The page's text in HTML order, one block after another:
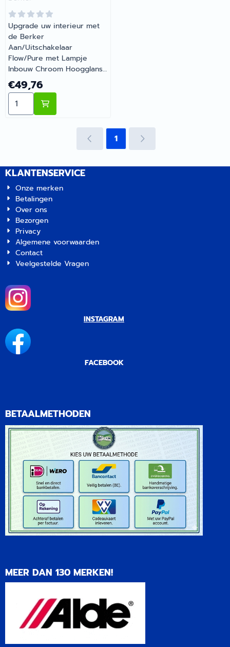
Upgrade uw interieur met
de Berker
Aan/Uitschakelaar
Flow/Pure met Lampje
Inbouw Chroom Hoogglans
1. Aan/uitschakelaar met
controlelampje. Voor
verlichting en
controleschakeling. Alleen
Energiezuinig en perfect
Prijs: 49,76
€49,76
Aantal kiezen voor Berker Aan/Uitschakelaar Flow/
1
KLANTENSERVICE
Onze merken
Betalingen
Over ons
Bezorgen
Privacy
Algemene voorwaarden
Contact
Veelgestelde Vragen
INSTAGRAM
FACEBOOK
BETAALMETHODEN
MEER DAN 130 MERKEN!